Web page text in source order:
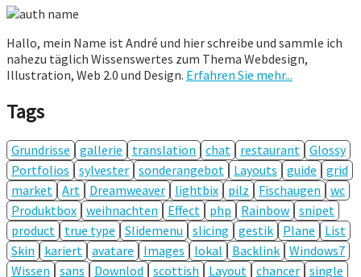
Hallo, mein Name ist André und hier schreibe und sammle ich
nahezu täglich Wissenswertes zum Thema Webdesign,
Illustration, Web 2.0 und Design. Erfahren Sie mehr...
Tags
Grundrisse gallerie translation chat restaurant Glossy
Portfolios
sylvester sonderangebot Layouts guide
grid
market Art Dreamweaver lightbix pilz Fischaugen
wc
Produktbox weihnachten Effect php Rainbow snipet
product
true type Slidemenu slicing gestik Plane
List
Skin
kariert avatare Images lokal Backlink Windows7
Wissen
sans Downlod scottish Layout chancer single